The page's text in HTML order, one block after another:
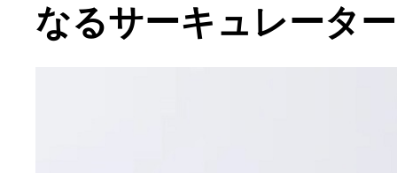
なるサーキュレータ